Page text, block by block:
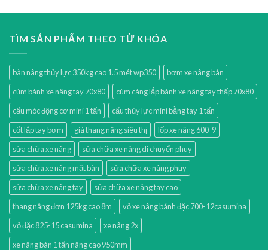
TÌM SẢN PHẨM THEO TỪ KHÓA
bàn nâng thủy lực 350kg cao 1.5 mét wp350
bơm xe nâng bàn
cùm bánh xe nâng tay 70x80
cùm càng lắp bánh xe nâng tay thấp 70x80
cẩu móc động cơ mini 1 tấn
cẩu thủy lực mini bằng tay 1 tấn
cốt lắp tay bơm
giá thang nâng siêu thị
lốp xe nâng 600-9
sửa chữa xe nâng
sửa chữa xe nâng di chuyển phuy
sửa chữa xe nâng mặt bàn
sửa chữa xe nâng phuy
sửa chữa xe nâng tay
sửa chữa xe nâng tay cao
thang nâng đơn 125kg cao 8m
vỏ xe nâng bánh đặc 700-12casumina
vỏ đặc 825-15 casumina
xe nâng 2x
xe nâng bàn 1 tấn nâng cao 950mm